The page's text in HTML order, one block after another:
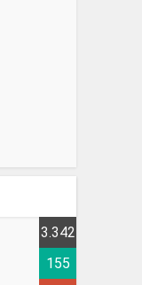
3.342
155